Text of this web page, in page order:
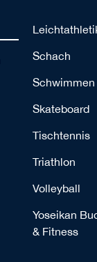
Schach
Schwimmen
Skateboard
Tischtennis
Triathlon
Volleyball
Yoseikan
& Fitness